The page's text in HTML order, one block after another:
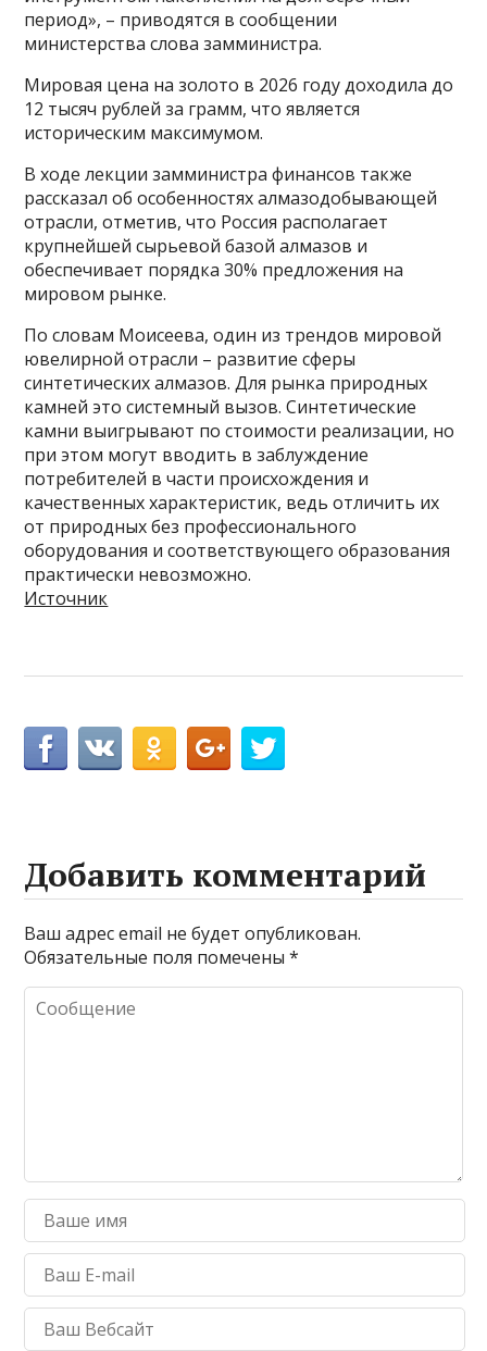
период», – приводятся в сообщении
министерства слова замминистра.
Мировая цена на золото в 2026 году доходила до
12 тысяч рублей за грамм, что является
историческим максимумом.
В ходе лекции замминистра финансов также
рассказал об особенностях алмазодобывающей
отрасли, отметив, что Россия располагает
крупнейшей сырьевой базой алмазов и
обеспечивает порядка 30% предложения на
мировом рынке.
По словам Моисеева, один из трендов мировой
ювелирной отрасли – развитие сферы
синтетических алмазов. Для рынка природных
камней это системный вызов. Синтетические
камни выигрывают по стоимости реализации, но
при этом могут вводить в заблуждение
потребителей в части происхождения и
качественных характеристик, ведь отличить их
от природных без профессионального
оборудования и соответствующего образования
практически невозможно.
Источник
Добавить комментарий
Ваш адрес email не будет опубликован.
Обязательные поля помечены*